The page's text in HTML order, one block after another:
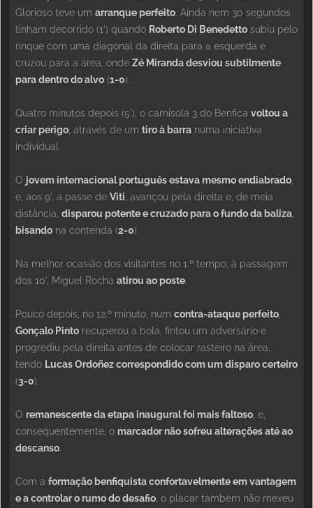
Glorioso teve um arranque perfeito. Ainda nem 30 segundos
tinham decorrido (1') quando Roberto Di Benedetto subiu pelo
rinque com uma diagonal da direita para a esquerda e
cruzou para a área, onde Zé Miranda desviou subtilmente
para dentro do alvo (1-0).
Quatro minutos depois (5'), o camisola 3 do Benfica voltou a
criar perigo , através de um tiro à barra numa iniciativa
individual.
O jovem internacional português estava mesmo endiabrado
e, aos 9', a passe de Viti , avançou pela direita e, de meia
distância, disparou potente e cruzado para o fundo da baliza
bisando na contenda (2-0).
Na melhor ocasião dos visitantes no 1.º tempo, à passagem
dos 10', Miguel Rocha atirou ao poste.
Pouco depois, no 12.º minuto, num contra-ataque perfeito
Gonçalo Pinto recuperou a bola, fintou um adversário e
progrediu pela direita antes de colocar rasteiro na área,
tendo Lucas Ordoñez correspondido com um disparo certeiro
(3-0).
O remanescente da etapa inaugural foi mais faltoso , e,
consequentemente, o marcador não sofreu alterações até ao
descanso.
Com a formação benfiquista confortavelmente em vantagem
e a controlar o rumo do desafio , o placar também não mexeu